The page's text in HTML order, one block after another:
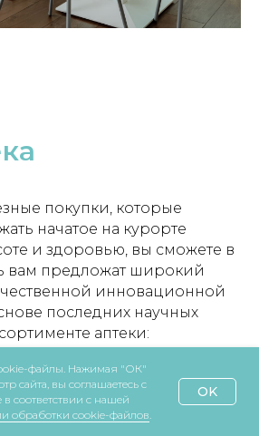
покупки, которые
начатое на курорте
и здоровью, вы сможете в
вам предложат широкий
инновационной
последних научных
аптеки:
органопрепараты,
натурального
препараты,
файлы. Нажимая "ОК"
сайта, вы соглашаетесь с
соответствии с нашей
обработки cookie-файлов.
OK